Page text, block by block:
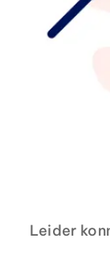
Leider